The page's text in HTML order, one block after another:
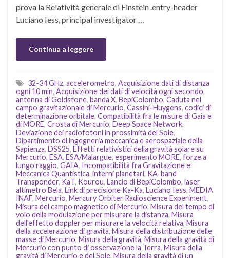
prova la Relatività generale di Einstein .entry-header
Luciano Iess, principal investigator …
Continua a leggere
32-34 GHz, accelerometro, Acquisizione dati di distanza
ogni 10 min, Acquisizione dei dati di velocità ogni secondo,
antenna di Goldstone, banda X, BepiColombo, Caduta nel
campo gravitazionale di Mercurio, Cassini-Huygens, codici di
determinazione orbitale, Compatibilità fra le misure di Gaia e
di MORE, Crosta di Mercurio, Deep Space Network,
Deviazione dei radiofotoni in prossimità del Sole,
Dipartimento di ingegneria meccanica e aerospaziale della
Sapienza, DSS25, Effetti relativistici della gravità solare su
Mercurio, ESA, ESA/Malargue, esperimento MORE, forze a
lungo raggio, GAIA, Incompatibilità fra Gravitazione e
Meccanica Quantistica, interni planetari, KA-band
Transponder, KaT, Kourou, Lancio di BepiColombo, laser
altimetro Bela, Link di precisione Ka-Ka, Luciano Iess, MEDIA
INAF, Mercurio, Mercury Orbiter Radioscience Experiment,
Misura del campo magnetico di Mercurio, Misura del tempo di
volo della modulazione per misurare la distanza, Misura
dell'effetto doppler per misurare la velocità relativa, Misura
della accelerazione di gravità, Misura della distribuzione delle
masse di Mercurio, Misura della gravità, Misura della gravità di
Mercurio con punto di osservazione la Terra, Misura della
gravità di Mercurio e del Sole, Misura della gravità di un